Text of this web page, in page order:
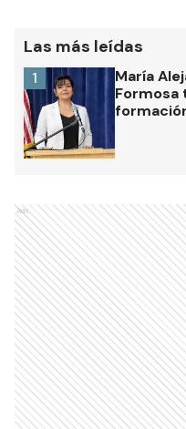
Las más leídas
María
Formosa
1
Ads